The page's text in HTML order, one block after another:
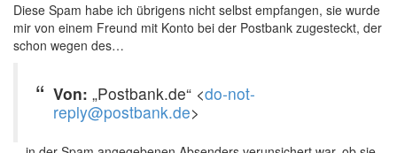
Diese Spam habe ich übrigens nicht selbst empfangen, sie wurde
mir von einem Freund mit Konto bei der Postbank zugesteckt, der
schon wegen des…
Von: „Postbank.de“ <do-not-
reply@postbank.de>